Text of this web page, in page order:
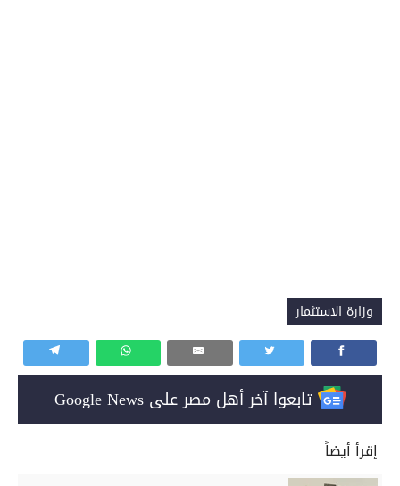
وزارة الاستثمار
تابعوا آخر أهل مصر على Google News
إقرأ أيضاً